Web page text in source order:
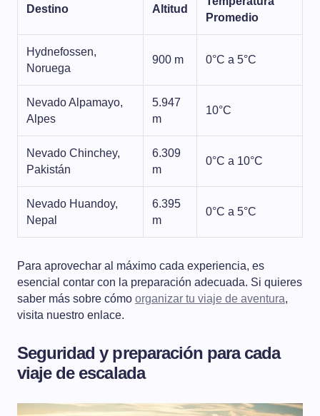
Destino Altitud
Promedio
Hydnefossen,
Noruega
900 m 0°C a 5°C
Nevado Alpamayo,
Alpes
5.947
m
10°C
Nevado Chinchey,
Pakistán
6.309
m
0°C a 10°C
Nevado Huandoy,
Nepal
6.395
m
0°C a 5°C
Para aprovechar al máximo cada experiencia, es
esencial contar con la preparación adecuada. Si quieres
saber más sobre cómo organizar tu viaje de aventura,
visita nuestro enlace.
Seguridad y preparación para cada
viaje de escalada